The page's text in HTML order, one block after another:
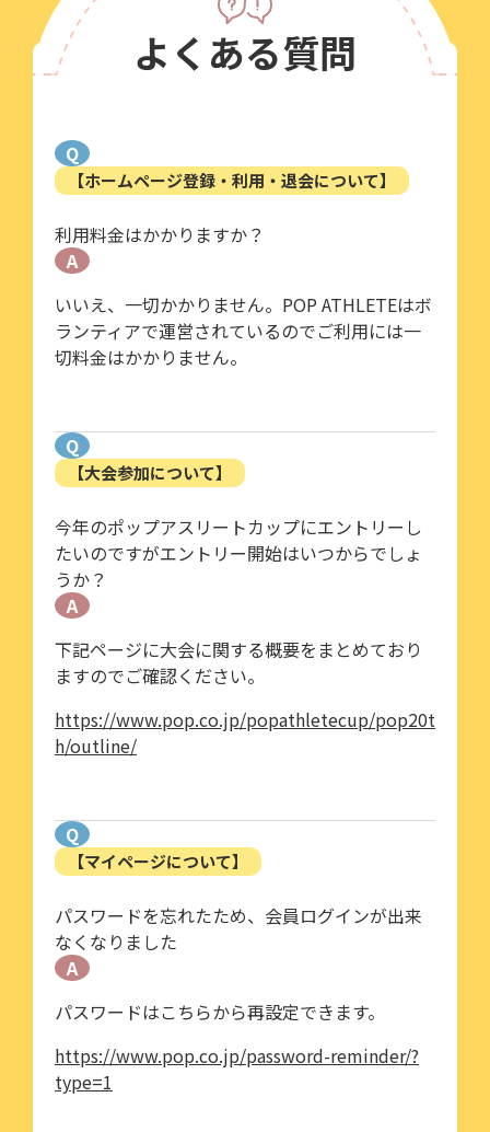
よくある質問
Q
【ホームページ登録・利用・退会について】
利用料金はかかりますか？
A
いいえ、一切かかりません。POP ATHLETEはボ
ランティアで運営されているのでご利用には一
切料金はかかりません。
Q
【大会参加について】
今年のポップアスリートカップにエントリーし
たいのですがエントリー開始はいつからでしょ
うか？
A
下記ページに大会に関する概要をまとめており
ますのでご確認ください。
https://www.pop.co.jp/popathletecup/pop20t
h/outline/
Q
【マイページについて】
パスワードを忘れたため、会員ログインが出来
なくなりました
A
パスワードはこちらから再設定できます。
https://www.pop.co.jp/password-reminder/?
type=1